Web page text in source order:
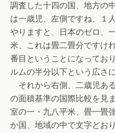
調査した十四の国、地方の
は一歳児、左側ですね、１
やりますと、日本のゼロ、
米、これは畳二畳分ですけ
番目ということになってお
ルムの半分以下という広さ
それから右側、二歳児あ
の面積基準の国際比較を見
室の一・九八平米、畳一畳
か国、地域の中で文字どお